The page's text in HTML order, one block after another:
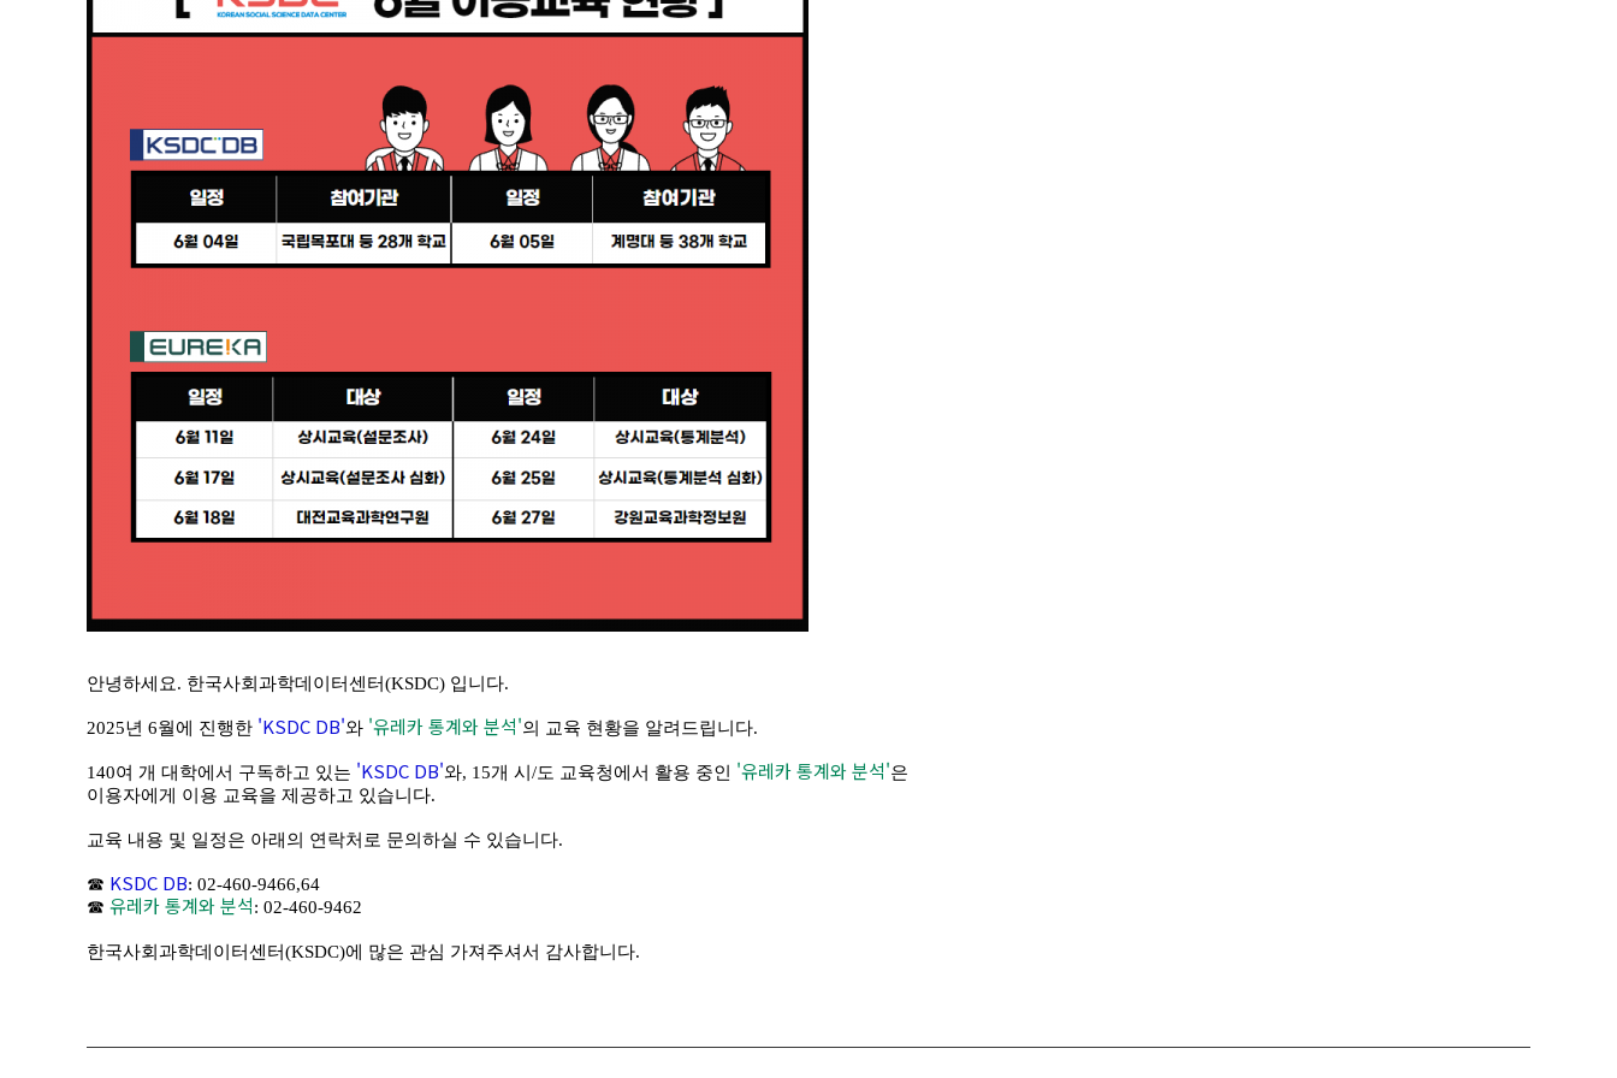
안녕하세요. 한국사회과학데이터센터(KSDC) 입니다.
2025년 6월에 진행한 'KSDC DB'와 '유레카 통계와 분석'의 교육 현황을 알려드립니다.
140여 개 대학에서 구독하고 있는 'KSDC DB'와, 15개 시/도 교육청에서 활용 중인 '유레카 통계와 분석'은
이용자에게 이용 교육을 제공하고 있습니다.
교육 내용 및 일정은 아래의 연락처로 문의하실 수 있습니다.
☎ KSDC DB: 02-460-9466,64
☎ 유레카 통계와 분석: 02-460-9462
한국사회과학데이터센터(KSDC)에 많은 관심 가져주셔서 감사합니다.